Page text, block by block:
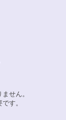
せん。
す。